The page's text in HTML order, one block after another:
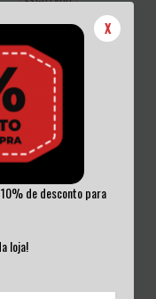
X
de desconto para
loja!THAN C...